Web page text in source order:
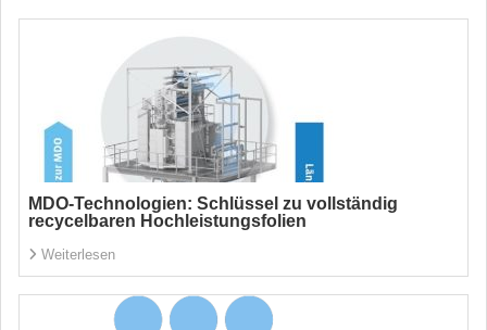
MDO-Technologien: Schlüssel zu vollständig
recycelbaren Hochleistungsfolien
Weiterlesen